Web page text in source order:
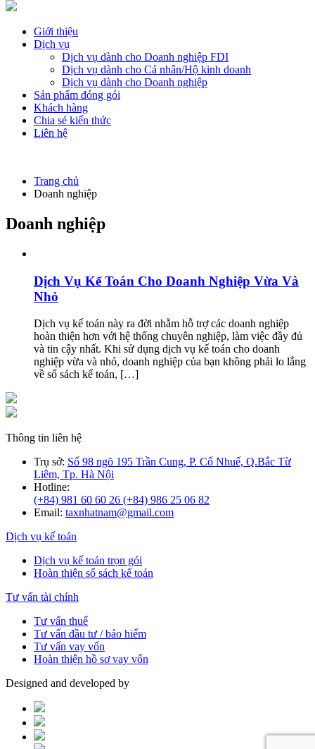
Giới thiệu
Dịch vụ
Dịch vụ dành cho Doanh nghiệp FDI
Dịch vụ dành cho Cá nhân/Hộ kinh doanh
Dịch vụ dành cho Doanh nghiệp
Sản phẩm đóng gói
Khách hàng
Chia sẻ kiến thức
Liên hệ
Trang chủ
Doanh nghiệp
Doanh nghiệp
Dịch Vụ Kế Toán Cho Doanh Nghiệp Vừa Và
Nhỏ
Dịch vụ kế toán này ra đời nhằm hỗ trợ các doanh nghiệp
hoàn thiện hơn với hệ thống chuyên nghiệp, làm việc đầy đủ
và tin cậy nhất. Khi sử dụng dịch vụ kế toán cho doanh
nghiệp vừa và nhỏ, doanh nghiệp của bạn không phải lo lắng
về sổ sách kế toán, […]
Thông tin liên hệ
Trụ sở: Số 98 ngõ 195 Trần Cung, P. Cổ Nhuế, Q.Bắc Từ
Liêm, Tp. Hà Nội
Hotline:
(+84) 981 60 60 26 (+84) 986 25 06 82
Email: taxnhatnam@gmail.com
Dịch vụ kế toán
Dịch vụ kế toán trọn gói
Hoàn thiện sổ sách kế toán
Tư vấn tài chính
Tư vấn thuế
Tư vấn đầu tư / bảo hiểm
Tư vấn vay vốn
Hoàn thiện hồ sơ vay vốn
Designed and developed by